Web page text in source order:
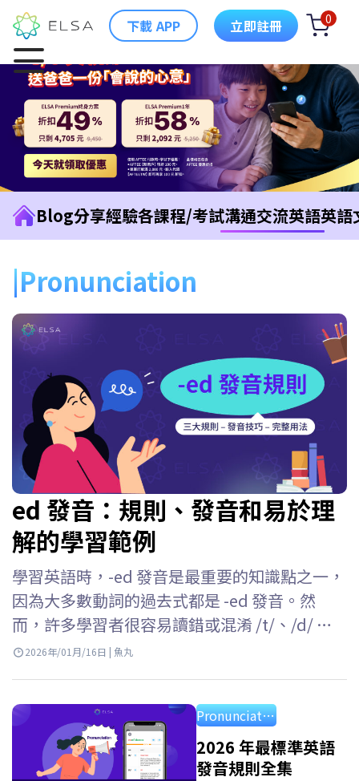
下載 APP 立即註冊 0
Blog分享經驗各課程/考試溝通交流英語英語
Pronunciation
ed 發音：規則、發音和易於理
解的學習範例
學習英語時，-ed 發音是最重要的知識點之一，
因為大多數動詞的過去式都是 -ed 發音。然
而，許多學習者很容易讀錯或混淆 /t/、/d/ 和 /
ɪd/ 這三種發音。 ELSA Speak 將幫助你理解英
Takeaways…
2026年/01月/16日 | 魚丸
Pronunciation
2026 年最標準英語
發音規則全集